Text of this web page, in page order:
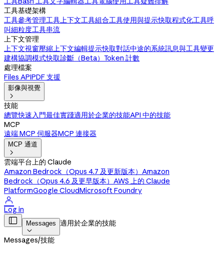
工具基礎架構
工具參考管理工具上下文工具組合工具使用與提示快取程式化工具呼
叫細粒度工具串流
上下文管理
上下文視窗壓縮上下文編輯提示快取對話中途的系統訊息與工具變更
建構協調模式快取診斷（Beta） Token 計數
處理檔案
Files APIPDF 支援
影像與視覺

技能
總覽快速入門最佳實踐適用於企業的技能API 中的技能
MCP
遠端 MCP 伺服器MCP 連接器
MCP 通道

雲端平台上的 Claude
Amazon Bedrock（Opus 4.7 及更新版本） Amazon
Bedrock（Opus 4.6 及更早版本） AWS 上的 Claude
PlatformGoogle CloudMicrosoft Foundry

Log in
 Messages

適用於企業的技能
Messages/技能